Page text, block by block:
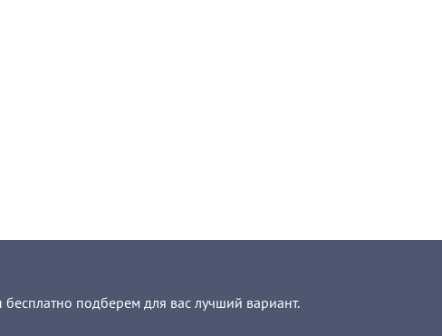
бесплатно подберем для вас лучший вариант.